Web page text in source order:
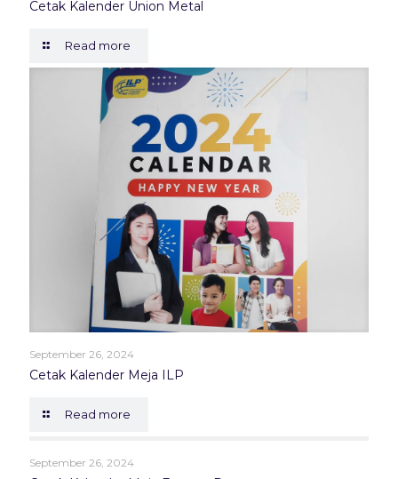
Cetak Kalender Union Metal
Read more
September 26, 2024
Cetak Kalender Meja ILP
Read more
September 26, 2024